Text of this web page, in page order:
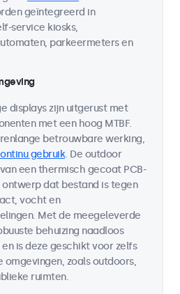
geïntegreerd in
service kiosks,
parkeermeters en
displays zijn uitgerust met
met een hoog MTBF.
betrouwbare werking,
gebruik. De outdoor
een thermisch gecoat PCB-
ontwerp dat bestand is tegen
vocht en
Met de meegeleverde
behuizing naadloos
is deze geschikt voor zelfs
omgevingen, zoals outdoors,
ruimten.